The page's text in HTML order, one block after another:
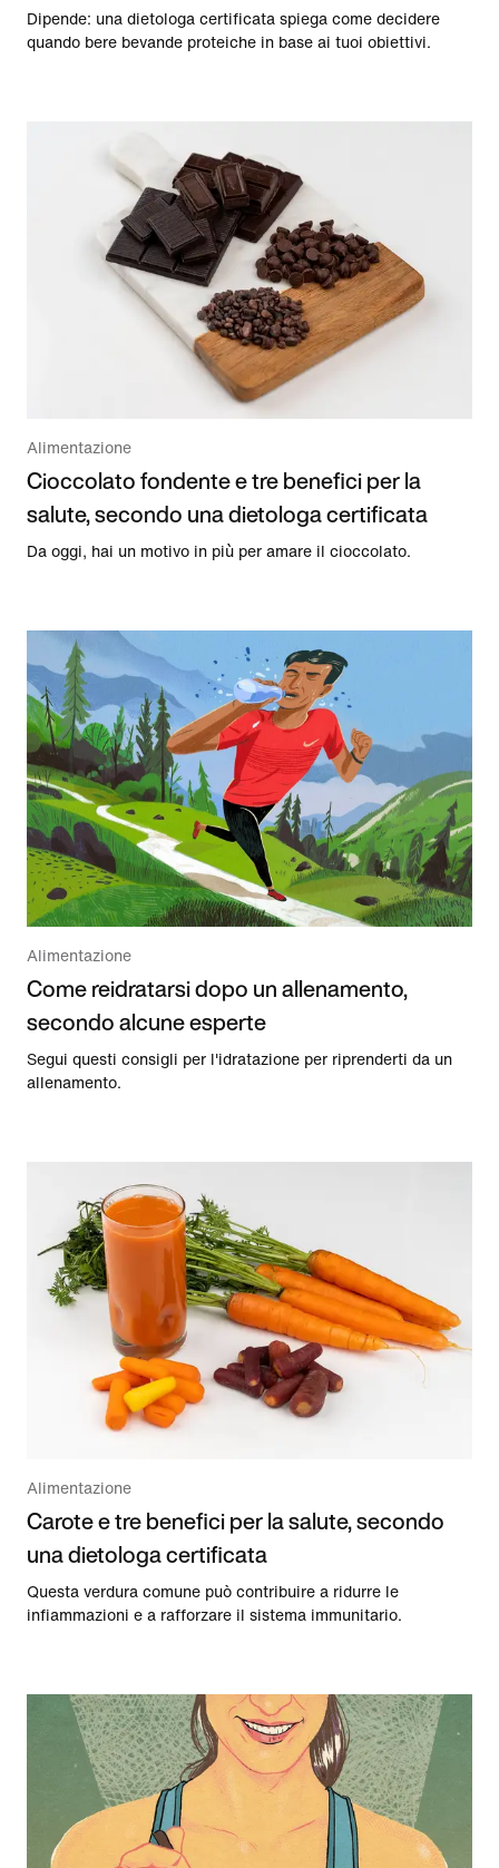
Dipende: una dietologa certificata spiega come decidere
quando bere bevande proteiche in base ai tuoi obiettivi.
Alimentazione
Cioccolato fondente e tre benefici per la
salute, secondo una dietologa certificata
Da oggi, hai un motivo in più per amare il cioccolato.
Alimentazione
Come reidratarsi dopo un allenamento,
secondo alcune esperte
Segui questi consigli per l'idratazione per riprenderti da un
allenamento.
Alimentazione
Carote e tre benefici per la salute, secondo
una dietologa certificata
Questa verdura comune può contribuire a ridurre le
infiammazioni e a rafforzare il sistema immunitario.